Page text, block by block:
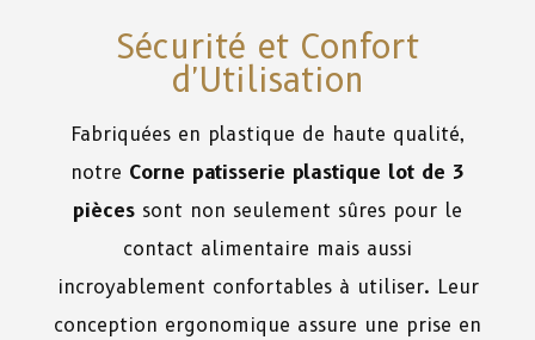
Sécurité et Confort
d'Utilisation
Fabriquées en plastique de haute qualité,
notre Corne patisserie plastique lot de 3
pièces sont non seulement sûres pour le
contact alimentaire mais aussi
incroyablement confortables à utiliser. Leur
conception ergonomique assure une prise en